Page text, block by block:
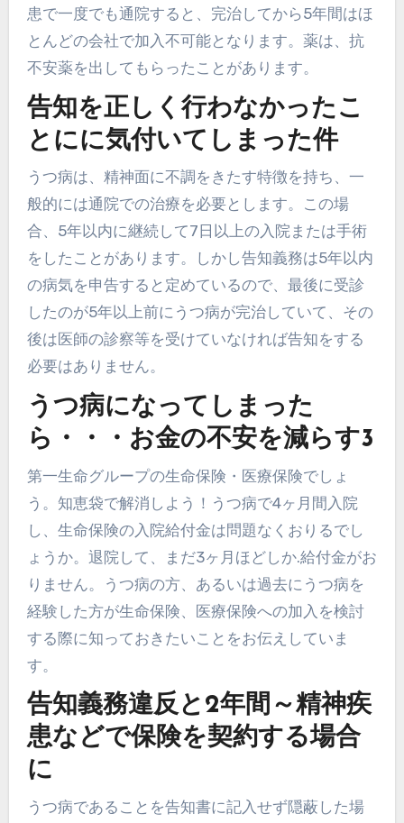
患で一度でも通院すると、完治してから5年間はほ
とんどの会社で加入不可能となります。薬は、抗
不安薬を出してもらったことがあります。
告知を正しく行わなかったこ
とにに気付いてしまった件
うつ病は、精神面に不調をきたす特徴を持ち、一
般的には通院での治療を必要とします。この場
合、5年以内に継続して7日以上の入院または手術
をしたことがあります。しかし告知義務は5年以内
の病気を申告すると定めているので、最後に受診
したのが5年以上前にうつ病が完治していて、その
後は医師の診察等を受けていなければ告知をする
必要はありません。
うつ病になってしまった
ら・・・お金の不安を減らす3
第一生命グループの生命保険・医療保険でしょ
う。知恵袋で解消しよう！うつ病で4ヶ月間入院
し、生命保険の入院給付金は問題なくおりるでし
ょうか。退院して、まだ3ヶ月ほどしか.給付金がお
りません。うつ病の方、あるいは過去にうつ病を
経験した方が生命保険、医療保険への加入を検討
する際に知っておきたいことをお伝えしていま
す。
告知義務違反と2年間～精神疾
患などで保険を契約する場合
に
うつ病であることを告知書に記入せず隠蔽した場